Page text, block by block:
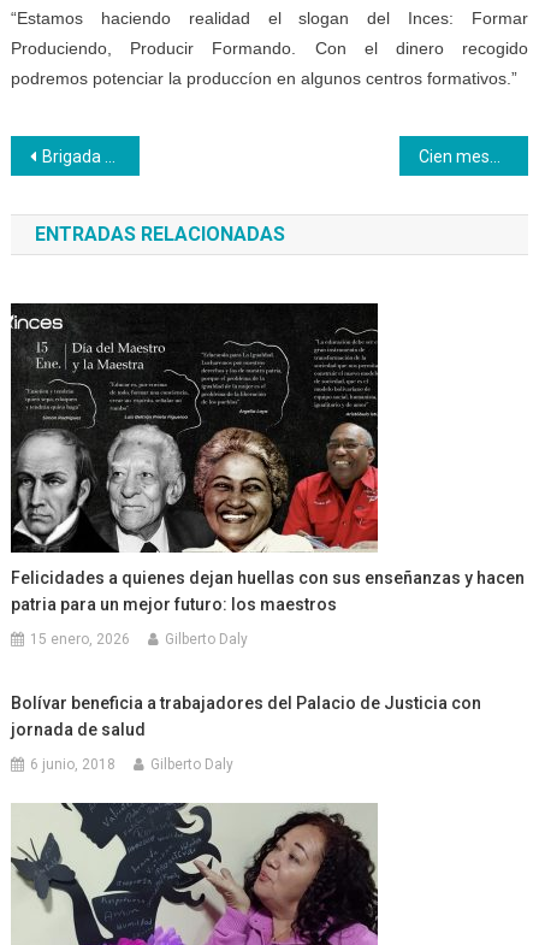
“Estamos haciendo realidad el slogan del Inces: Formar
Produciendo, Producir Formando. Con el dinero recogido
podremos potenciar la produccíon en algunos centros formativos.”
Navegación
de
entradas
Brigada Productiva del CFS Bicentenario realiza construcción de semilleros y mesas organopónicas Cien mesas sillas de la ETARP de Cumaná son reparadas por Inces
ENTRADAS RELACIONADAS
Felicidades a quienes dejan huellas con sus enseñanzas y hacen
patria para un mejor futuro: los maestros
15 enero, 2026 Gilberto Daly
Bolívar beneficia a trabajadores del Palacio de Justicia con
jornada de salud
6 junio, 2018 Gilberto Daly